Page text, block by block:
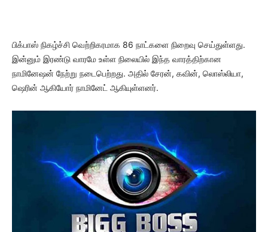
பிக்பாஸ் நிகழ்ச்சி வெற்றிகரமாக 86 நாட்களை நிறைவு செய்துள்ளது.
இன்னும் இரண்டு வாரமே உள்ள நிலையில் இந்த வாரத்திற்கான
நாமினேஷன் நேற்று நடைபெற்றது. அதில் சேரன், கவின், லொஸ்லியா,
ஷெரின் ஆகியோர் நாமினேட் ஆகியுள்ளனர்.